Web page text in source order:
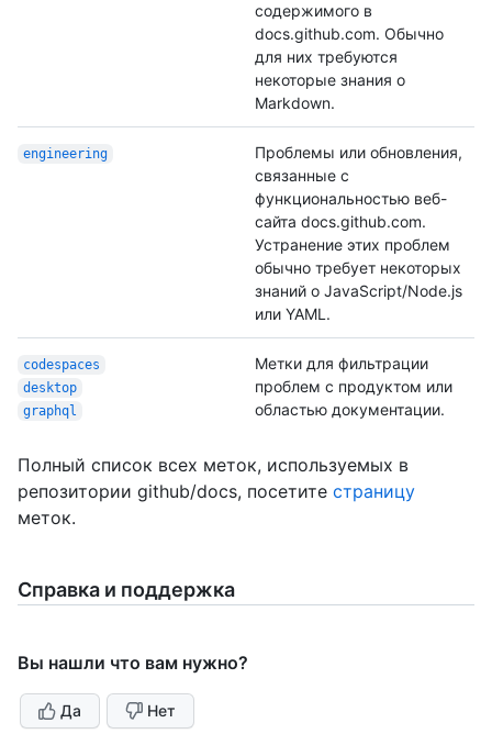
содержимого в
docs.github.com. Обычно
для них требуются
некоторые знания о
Markdown.
engineering
Проблемы или обновления,
связанные с
функциональностью веб-
сайта docs.github.com.
Устранение этих проблем
обычно требует некоторых
знаний о JavaScript/Node.js
или YAML.
codespaces
desktop
graphql
Метки для фильтрации
проблем с продуктом или
областью документации.
Полный список всех меток, используемых в
репозитории github/docs, посетите страницу
меток.
Справка и поддержка
Вы нашли что вам нужно?
Да Нет